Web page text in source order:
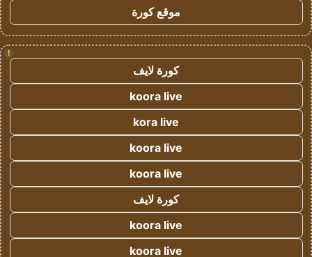
موقع كورة
!
كورة لايف
koora live
kora live
koora live
koora live
كورة لايف
koora live
koora live